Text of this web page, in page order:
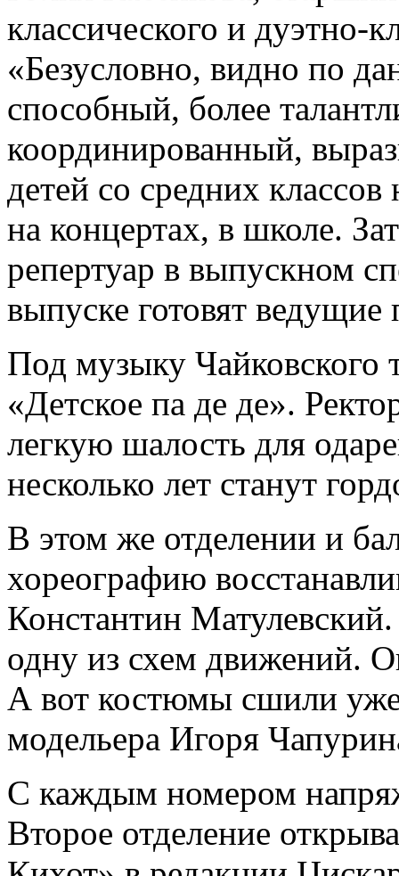
классического и дуэтно-
«Безусловно, видно по
способный, более
координированный,
детей со средних
на концертах, в школе.
репертуар в выпускном
выпуске готовят ведущие
Под музыку
«Детское па де де».
легкую шалость для
несколько лет станут
В этом же отделении и
хореографию
Константин
одну из схем движений.
А вот костюмы сшили уже
модельера Игоря
С каждым номером
Второе отделение